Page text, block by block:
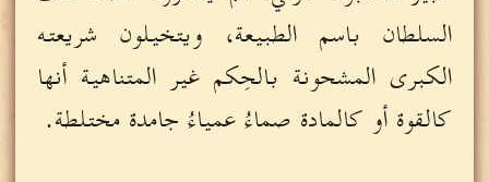
السلطان باسم الطبيعة، ويتخيلون شريعته
الكبرى المشحونة بالحِكم غير المتناهية أنها
كالقوة أو كالمادة صماءُ عمياءُ جامدة مختلطة.